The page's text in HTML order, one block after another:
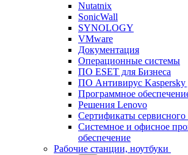
Nutatnix
SonicWall
SYNOLOGY
VMware
Документация
Операционные системы
ПО ESET для Бизнеса
ПО Антивирус Kaspersky
Программное
Решения Lenovo
Сертификаты
Системное и офисное
обеспечение
Рабочие станции, ноутбуки